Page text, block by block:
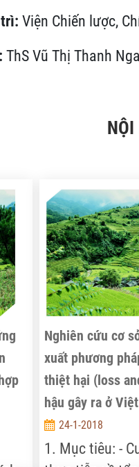
trì:Viện Chiến lược,
ThS Vũ Thị Thanh Nga
NỘI
Nghiên cứu cơ
xuất phương
thiệt hại (loss
hậu gây ra ở
24-1-2018
1. Mục tiêu: -